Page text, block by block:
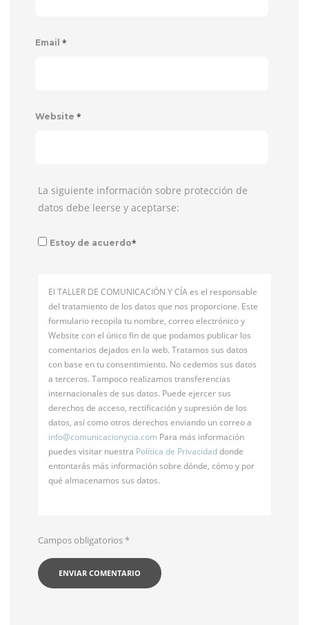
Email *
Website *
La siguiente información sobre protección de
datos debe leerse y aceptarse:
Estoy de acuerdo*
El TALLER DE COMUNICACIÓN Y CÍA es el responsable
del tratamiento de los datos que nos proporcione. Este
formulario recopila tu nombre, correo electrónico y
Website con el único fin de que podamos publicar los
comentarios dejados en la web. Tratamos sus datos
con base en tu consentimiento. No cedemos sus datos
a terceros. Tampoco realizamos transferencias
internacionales de sus datos. Puede ejercer sus
derechos de acceso, rectificación y supresión de los
datos, así como otros derechos enviando un correo a
info@comunicacionycia.com Para más información
puedes visitar nuestra Política de Privacidaddonde
entontarás más información sobre dónde, cómo y por
qué almacenamos sus datos.
Campos obligatorios*